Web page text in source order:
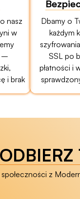
nasz
w
–
i brak
Dbamy o
każdym
SSL po
płatności i
ODBIERZ
z